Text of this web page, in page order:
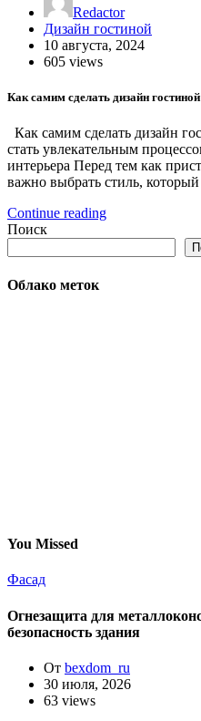
Redactor
Дизайн гостиной
10 августа, 2024
605 views
Как самим сделать дизайн гостиной
Как самим сделать дизайн
стать увлекательным
интерьера Перед тем как
важно выбрать стиль,
Continue reading
Поиск
Облако меток
You Missed
Фасад
Огнезащита для
безопасность здания
От bexdom_ru
30 июля, 2026
63 views